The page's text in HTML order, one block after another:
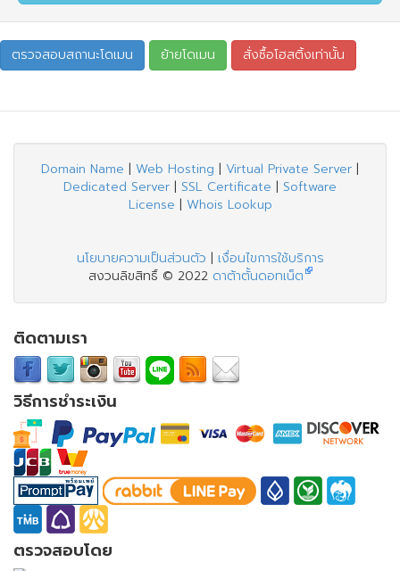
Domain Name | Web Hosting | Virtual Private Server |
Dedicated Server | SSL Certificate | Software
License | Whois Lookup
นโยบายความเป็นส่วนตัว | เงื่อนไขการใช้บริการ
สงวนลิขสิทธิ์ © 2022 ดาต้าตั้นดอทเน็ต
ติดตามเรา
วิธีการชำระเงิน
ตรวจสอบโดย